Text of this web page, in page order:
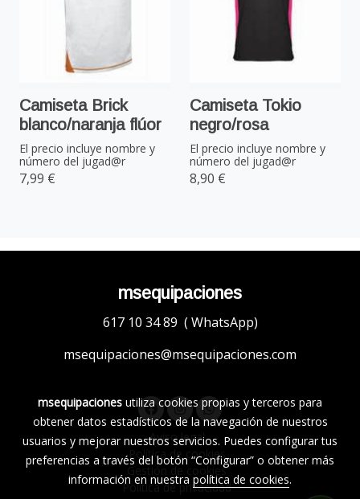
Camiseta Brick
blanco/naranja flúor
El precio incluye nombre y
número del jugad@r
7,99 €
Camiseta Tokio
negro/rosa
El precio incluye nombre y
número del jugad@r
8,90 €
msequipaciones
617 10 34 89 ( WhatsApp)
msequipaciones@msequipaciones.com
Aviso legal
Política de cookies
Gestión de cookies
Política de privacidad
msequipaciones utiliza cookies propias y terceros para
obtener datos estadísticos de la navegación de nuestros
usuarios y mejorar nuestros servicios. Puedes configurar tus
preferencias a través del botón “Configurar” o obtener más
información en nuestra política de cookies.